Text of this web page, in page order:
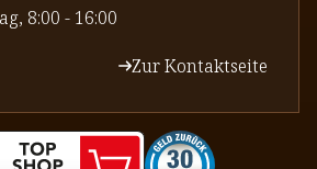
8:00 - 16:00
Zur Kontaktseite